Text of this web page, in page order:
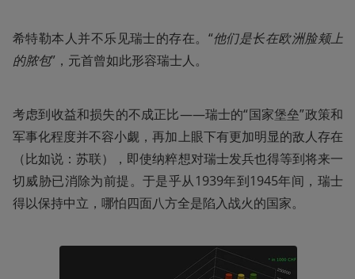
希特勒本人并不乐见瑞士的存在。“他们是长在欧洲脸颊上
的脓包”，元首曾如此形容瑞士人。
考虑到收益和损失的不成正比——瑞士的“国家堡垒”政策和
军事化程度并不容小觑，再加上眼下有更加明显的敌人存在
（比如说：苏联），即使纳粹想对瑞士发兵也得等到将来一
切威胁已消除为前提。于是乎从1939年到1945年间，瑞士
得以保持中立，哪怕四面八方全是陷入战火的国家。